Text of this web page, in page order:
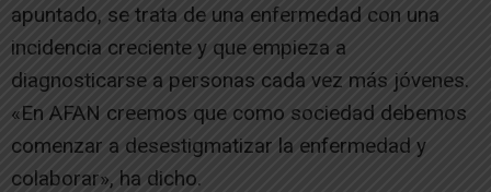
apuntado, se trata de una enfermedad con una
incidencia creciente y que empieza a
diagnosticarse a personas cada vez más jóvenes.
«En AFAN creemos que como sociedad debemos
comenzar a desestigmatizar la enfermedad y
colaborar», ha dicho.